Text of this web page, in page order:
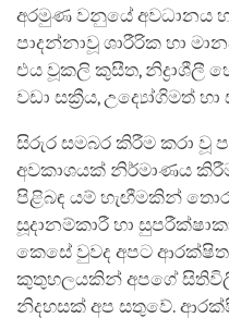
අරමුණ වනුයේ අවධානය
පාදන්නාවූ ශාරීරික හා
එය වූකලි කුසීත,
වඩා සක්‍රීය, උද්‍යෝගිමත්
සිරුර සමබර කිරීම කරා වූ
අවකාශයක් නිර්මාණය
පිළිබඳ යම් හැඟීමකින්
සූදානම්කාරී හා
කෙසේ වුවද අපට
කුතුහලයකින් අපගේ
නිදහසක් අප සතුවේ.